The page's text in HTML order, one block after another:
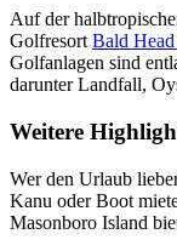
Auf der
Golfresort Bald
Golfanlagen sind
darunter Landfall,
Weitere
Wer den Urlaub
Kanu oder Boot
Masonboro Island